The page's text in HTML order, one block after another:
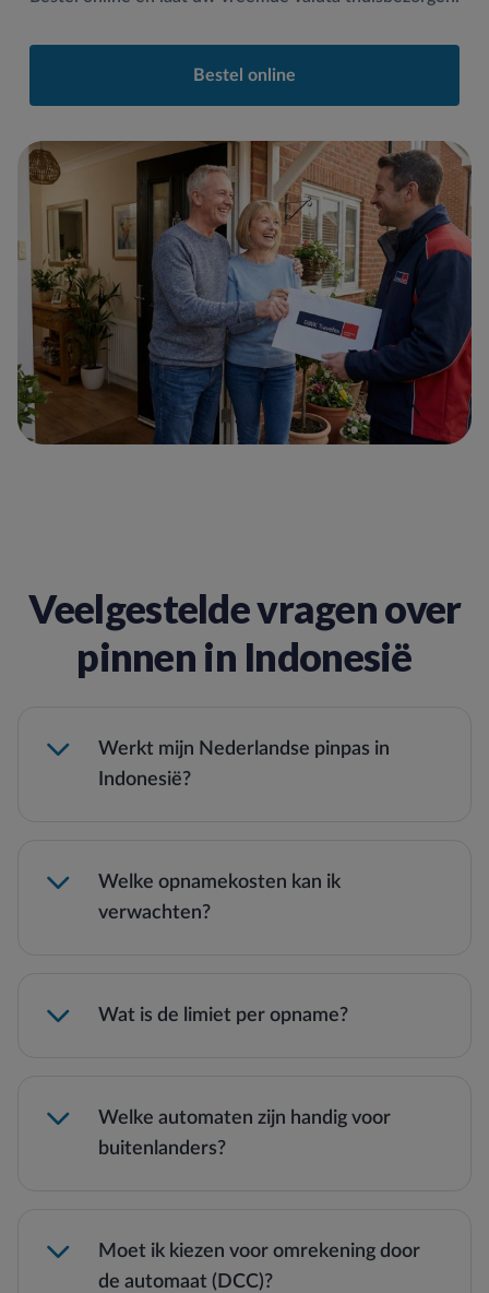
Bestel online
Veelgestelde vragen over
pinnen in Indonesië
Werkt mijn Nederlandse pinpas in
Indonesië?
Welke opnamekosten kan ik
verwachten?
Wat is de limiet per opname?
Welke automaten zijn handig voor
buitenlanders?
Moet ik kiezen voor omrekening door
de automaat (DCC)?